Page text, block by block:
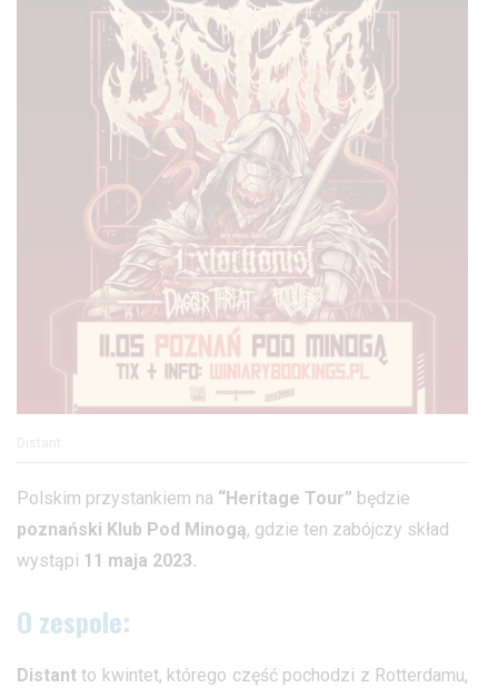
Polskim przystankiem na “Heritage Tour” będzie
poznański Klub Pod Minogą, gdzie ten zabójczy skład
wystąpi 11 maja 2023.
O zespole:
Distant to kwintet, którego część pochodzi z Rotterdamu,